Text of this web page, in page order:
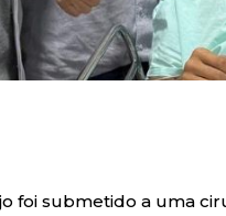
foi submetido a uma